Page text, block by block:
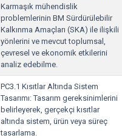
Karmaşık mühendislik
problemlerinin BM Sürdürülebilir
Kalkınma Amaçları (SKA) ile ilişkili
yönlerini ve mevcut toplumsal,
çevresel ve ekonomik etkilerini
analiz edebilme.
PC3.1 Kısıtlar Altında Sistem
Tasarımı: Tasarım gereksinimlerini
belirleyerek, gerçekçi kısıtlar
altında sistem, ürün veya süreç
tasarlama.